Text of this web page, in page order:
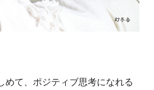
めて、ポジティブ思考になれる